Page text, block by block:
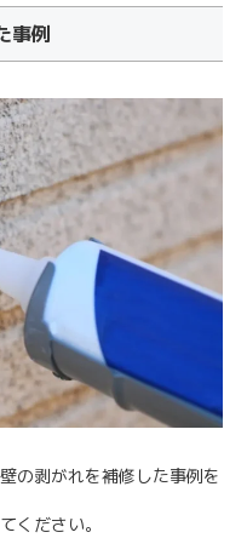
事例
の剥がれを補修した事例を
ください。